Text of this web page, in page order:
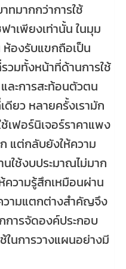
มากกว่าการใช้
าเพียงเท่านั้น ในมุม
องรับแขกถือเป็น
วมทั้งหน้าที่ด้านการใช้
ละการสะท้อนตัวตน
ยว หลายครั้งเรามัก
เฟอร์นิเจอร์ราคาแพง
แต่กลับยังให้ความ
ใช้งบประมาณไม่มาก
วามรู้สึกเหมือนผ่าน
ามแตกต่างสำคัญจึง
การจัดองค์ประกอบ
นการวางแผนอย่างมี